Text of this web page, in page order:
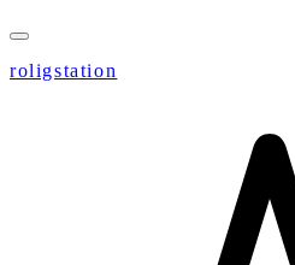
roligstation